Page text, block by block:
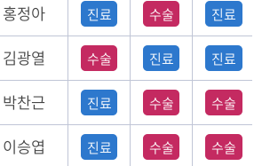
홍정아 진료 수술 진료
김광열 수술 진료 진료
박찬근 진료 수술 수술
이승엽 진료 수술 수술